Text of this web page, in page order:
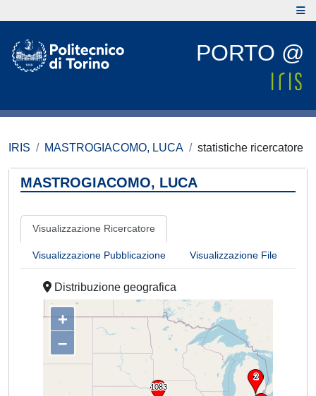
PORTO @
IRIS MASTROGIACOMO, LUCA statistiche ricercatore
MASTROGIACOMO, LUCA
Visualizzazione Ricercatore
Visualizzazione Pubblicazione Visualizzazione File
Distribuzione geografica
+
–